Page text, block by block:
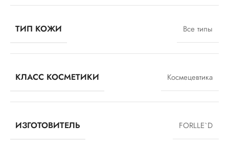
ТИП КОЖИ Все типы
КЛАСС КОСМЕТИКИ Космецевтика
ИЗГОТОВИТЕЛЬ FORLLE`D